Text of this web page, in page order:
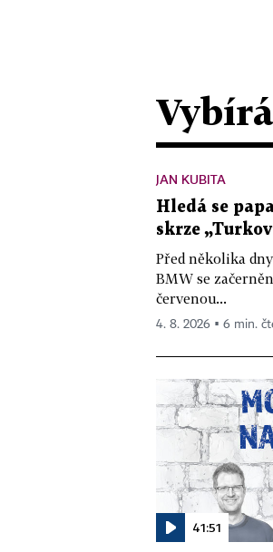
JAN KUBITA
Hledá se
skrze
Před několika
BMW se
červenou...
4. 8. 2026 ▪ 6 min.
41:51